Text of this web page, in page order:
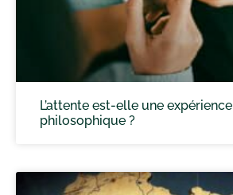
L’attente est-elle une expérience
philosophique ?